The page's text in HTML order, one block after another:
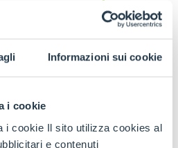
Informazioni sui cookie
i cookie
i cookie Il sito utilizza cookies al
e contenuti
THE VIDEO